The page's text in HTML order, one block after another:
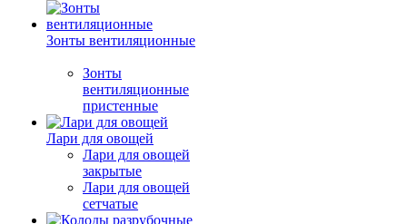
Зонты вентиляционные
Зонты
вентиляционные
пристенные
Лари для овощей
Лари для овощей
закрытые
Лари для овощей
сетчатые